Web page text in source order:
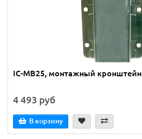
IC-MB25, монтажный кронштейн
4 493 руб
В корзину